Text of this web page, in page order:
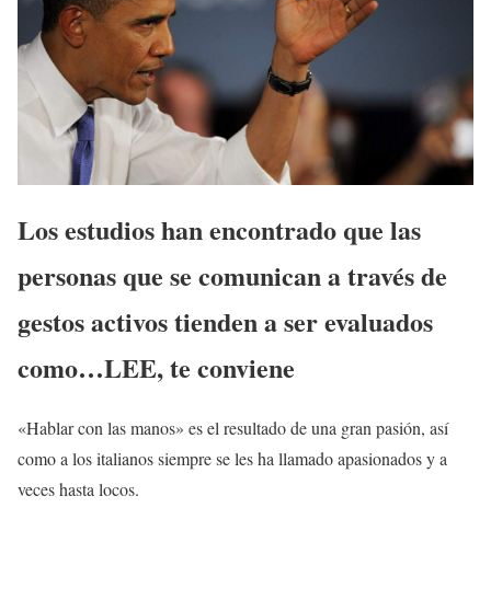
Los estudios han encontrado que las
personas que se comunican a través de
gestos activos tienden a ser evaluados
como…LEE, te conviene
«Hablar con las manos» es el resultado de una gran pasión, así
como a los italianos siempre se les ha llamado apasionados y a
veces hasta locos.